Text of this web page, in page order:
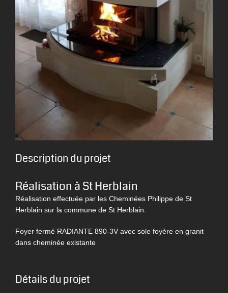
Description du projet
Réalisation à St Herblain
Réalisation effectuée par les Cheminées Philippe de St
Herblain sur la commune de St Herblain.
Foyer fermé RADIANTE 890-3V avec sole foyère en granit
dans cheminée existante
Détails du projet